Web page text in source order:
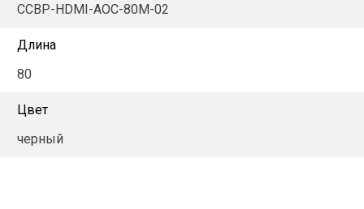
CCBP-HDMI-AOC-80M-02
Длина
80
Цвет
черный